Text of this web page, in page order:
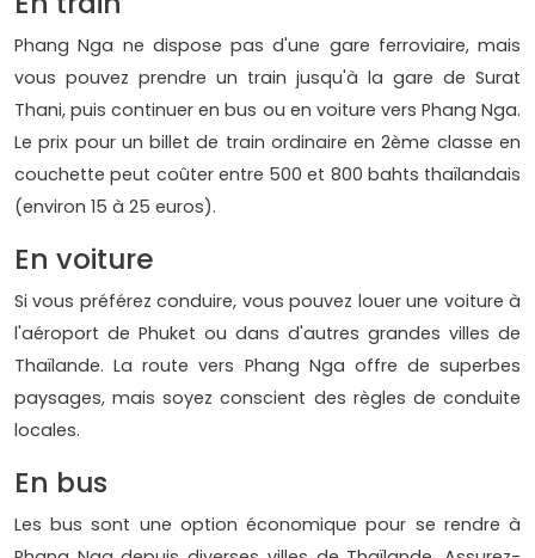
Phang Nga ne dispose pas d'une gare ferroviaire, mais
vous pouvez prendre un train jusqu'à la gare de Surat
Thani, puis continuer en bus ou en voiture vers Phang Nga.
Le prix pour un billet de train ordinaire en 2ème classe en
couchette peut coûter entre 500 et 800 bahts thaïlandais
(environ 15 à 25 euros).
En voiture
Si vous préférez conduire, vous pouvez louer une voiture à
l'aéroport de Phuket ou dans d'autres grandes villes de
Thaïlande. La route vers Phang Nga offre de superbes
paysages, mais soyez conscient des règles de conduite
locales.
En bus
Les bus sont une option économique pour se rendre à